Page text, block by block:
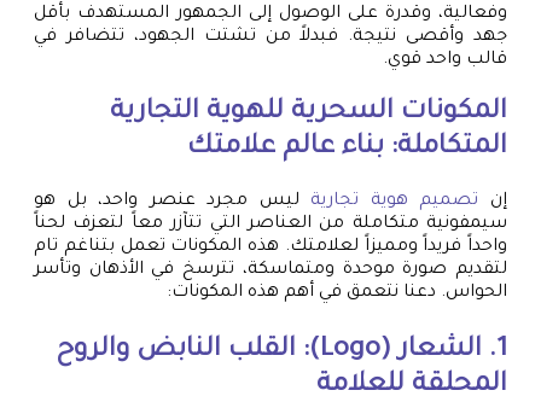
وفعالية، وقدرة على الوصول إلى الجمهور المستهدف بأقل
جهد وأقصى نتيجة. فبدلاً من تشتت الجهود، تتضافر في
قالب واحد قوي.
المكونات السحرية للهوية التجارية
المتكاملة: بناء عالم علامتك
إن تصميم هوية تجارية ليس مجرد عنصر واحد، بل هو
سيمفونية متكاملة من العناصر التي تتآزر معاً لتعزف لحناً
واحداً فريداً ومميزاً لعلامتك. هذه المكونات تعمل بتناغم تام
لتقديم صورة موحدة ومتماسكة، تترسخ في الأذهان وتأسر
الحواس. دعنا نتعمق في أهم هذه المكونات:
1. الشعار (Logo): القلب النابض والروح
المحلقة للعلامة